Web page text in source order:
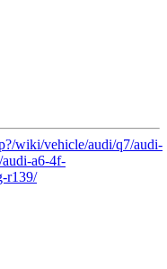
wiki/vehicle/audi/q7/audi-
a6-4f-
r139/